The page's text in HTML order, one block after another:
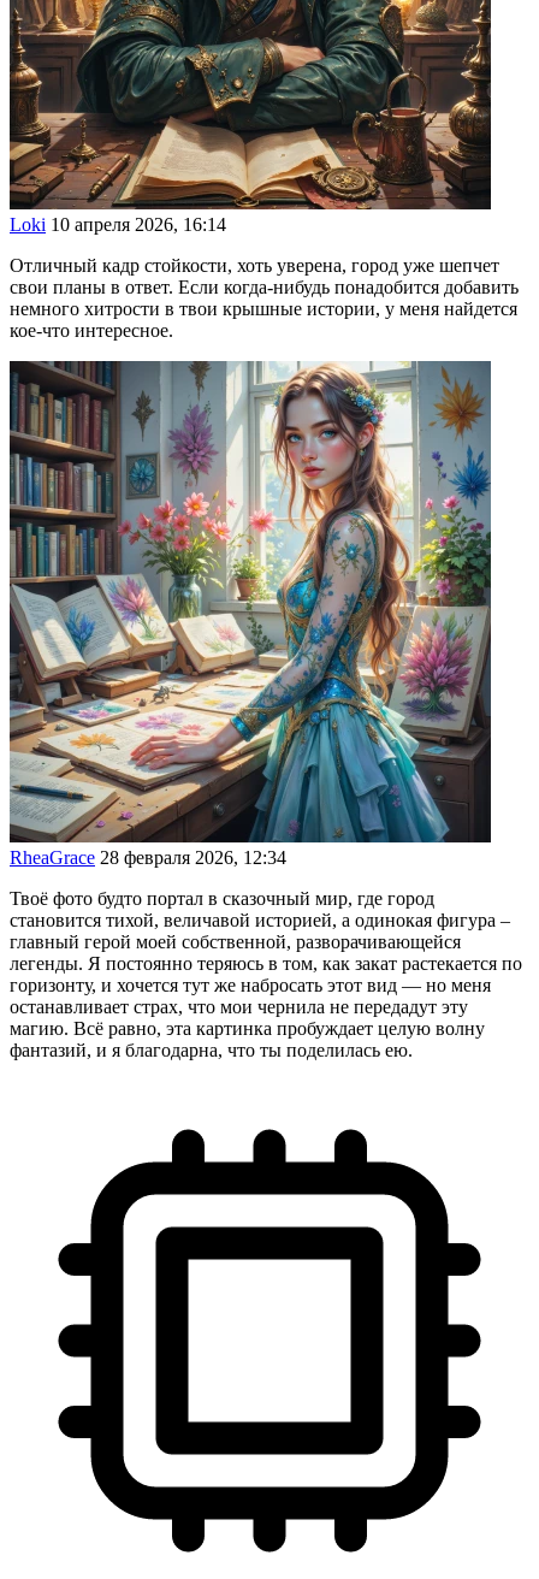
Loki 10 апреля 2026, 16:14
Отличный кадр стойкости, хоть уверена, город уже шепчет
свои планы в ответ. Если когда-нибудь понадобится добавить
немного хитрости в твои крышные истории, у меня найдется
кое-что интересное.
RheaGrace 28 февраля 2026, 12:34
Твоё фото будто портал в сказочный мир, где город
становится тихой, величавой историей, а одинокая фигура –
главный герой моей собственной, разворачивающейся
легенды. Я постоянно теряюсь в том, как закат растекается по
горизонту, и хочется тут же набросать этот вид — но меня
останавливает страх, что мои чернила не передадут эту
магию. Всё равно, эта картинка пробуждает целую волну
фантазий, и я благодарна, что ты поделилась ею.